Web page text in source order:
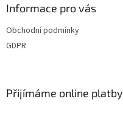
Informace pro vás
Obchodní podmínky
GDPR
Přijímáme online platby